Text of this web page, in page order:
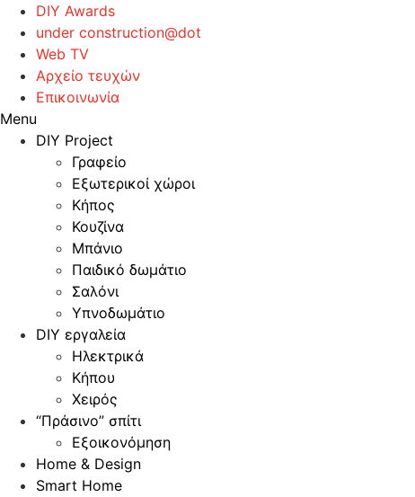
DIY Awards
under construction@dot
Web TV
Αρχείο τευχών
Επικοινωνία
Menu
DIY Project
Γραφείο
Εξωτερικοί χώροι
Κήπος
Κουζίνα
Μπάνιο
Παιδικό δωμάτιο
Σαλόνι
Υπνοδωμάτιο
DIY εργαλεία
Ηλεκτρικά
Κήπου
Χειρός
“Πράσινο” σπίτι
Εξοικονόμηση
Home & Design
Smart Home